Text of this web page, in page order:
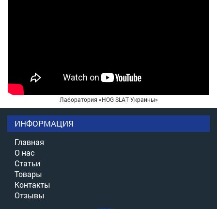
Лаборатория «HOG SLAT Украины»
ИНФОРМАЦИЯ
Главная
О нас
Статьи
Товары
Контакты
Отзывы